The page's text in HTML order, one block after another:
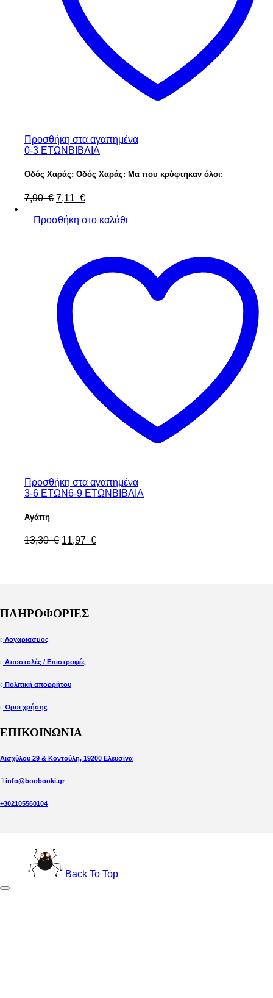
Προσθήκη στα αγαπημένα
0-3 ΕΤΩΝ ΒΙΒΛΙΑ
Οδός Χαράς: Οδός Χαράς: Μα που κρύφτηκαν όλοι;
7,90 € 7,11 €
Προσθήκη στο καλάθι
Προσθήκη στα αγαπημένα
3-6 ΕΤΩΝ6-9 ΕΤΩΝ ΒΙΒΛΙΑ
Αγάπη
13,30 € 11,97 €
ΠΛΗΡΟΦΟΡΙΕΣ
Λογαριασμός
Αποστολές / Επιστροφές
Πολιτική απορρήτου
Όροι χρήσης
ΕΠΙΚΟΙΝΩΝΙΑ
Αισχύλου 29 & Κοντούλη, 19200 Ελευσίνα
info@boobooki.gr
+302105560104
Back To Top